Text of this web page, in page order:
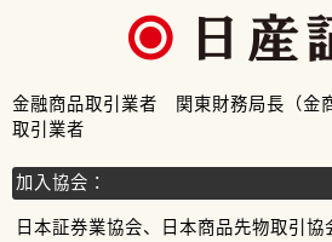
金融商品取引業者 関東財務局長（
取引業者
加入協会：
日本証券業協会、日本商品先物取引